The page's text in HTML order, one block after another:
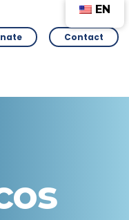
Contact
EN